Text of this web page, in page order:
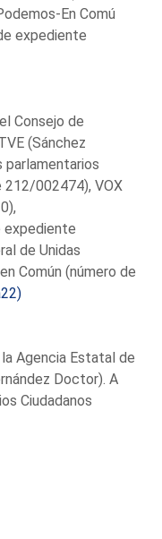
En Comú
expediente
Consejo de
(Sánchez
parlamentarios
212/002474), VOX
expediente
de Unidas
Común (número de
Agencia Estatal de
Doctor). A
Ciudadanos